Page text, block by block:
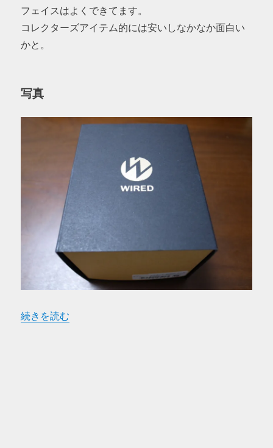
フェイスはよくできてます。
コレクターズアイテム的には安いしなかなか面白い
かと。
写真
“WIRED セイコー100周年記念限定モデル AGAW637 を
続きを読む